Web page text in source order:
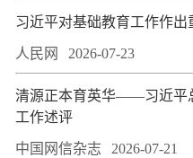
习近平对基础教育工作作出
人民网 2026-07-23
清源正本育英华——习近平
工作述评
中国网信杂志 2026-07-21